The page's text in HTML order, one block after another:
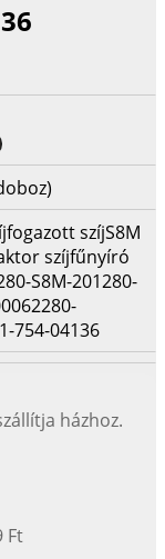
fogazott szíjS8M
szíjfűnyíró
S8M-201280-
062280-
754-04136
házhoz.
Ft